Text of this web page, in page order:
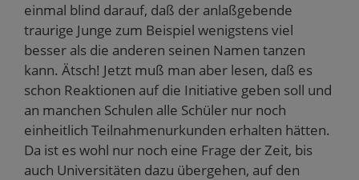
einmal blind darauf, daß der anlaßgebende
traurige Junge zum Beispiel wenigstens viel
besser als die anderen seinen Namen tanzen
kann. Ätsch! Jetzt muß man aber lesen, daß es
schon Reaktionen auf die Initiative geben soll und
an manchen Schulen alle Schüler nur noch
einheitlich Teilnahmenurkunden erhalten hätten.
Da ist es wohl nur noch eine Frage der Zeit, bis
auch Universitäten dazu übergehen, auf den